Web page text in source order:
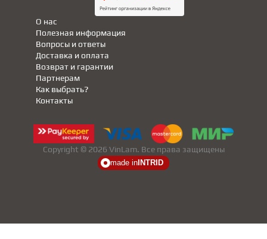
Полезная информация
Партнерам
Вопросы и ответы
Доставка и оплата
Возврат и гарантии
Как выбрать?
О нас
Контакты
Copyright © 2026 VinLam. Все права защищены
made in INTRID